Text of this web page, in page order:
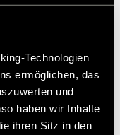
Technologien
ermöglichen, das
und
haben wir Inhalte
ihren Sitz in den
30 °C